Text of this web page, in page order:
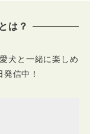
～ウブド
は？
犬と一緒に楽しめ
信中！